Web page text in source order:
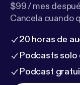
$99 / mes
Cancela cuando
20 horas de
Podcasts solo
Podcast